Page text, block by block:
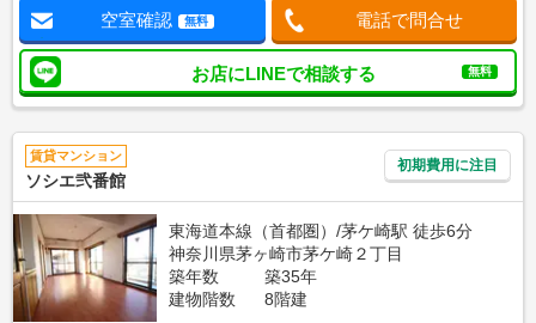
空室確認 無料 電話で問合せ
お店にLINEで相談する 無料
賃貸マンション
ソシエ弐番館
初期費用に注目
東海道本線（首都圏）/茅ケ崎駅 徒歩6分
神奈川県茅ヶ崎市茅ケ崎２丁目
築年数
築35年
建物階数
8階建